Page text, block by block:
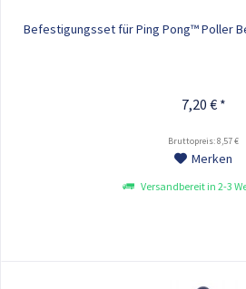
Befestigungsset für Ping Pong™ Poller
7,20 € *
Bruttopreis: 8,57 €
Merken
Versandbereit in 2-3